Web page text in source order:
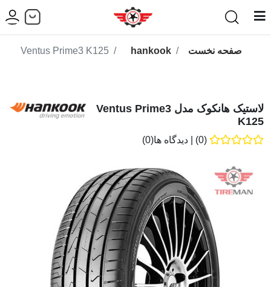
صفحه نخست hankook
Ventus Prime3 K125
لاستیک هانکوک مدل Ventus Prime3
K125
(0) دیدگاه ها(0)